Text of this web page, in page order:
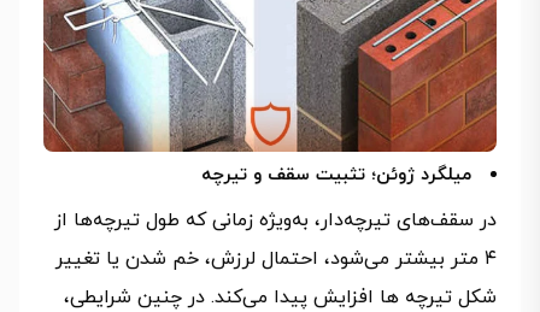
میلگرد ژوئن؛ تثبیت سقف و تیرچه
در سقف‌های تیرچه‌دار، به‌ویژه زمانی که طول تیرچه‌ها از
۴ متر بیشتر می‌شود، احتمال لرزش، خم شدن یا تغییر
شکل تیرچه‌ ها افزایش پیدا می‌کند. در چنین شرایطی،